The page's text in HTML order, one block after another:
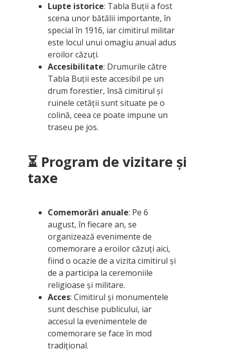
Lupte istorice: Tabla Buții a fost
scena unor bătălii importante, în
special în 1916, iar cimitirul militar
este locul unui omagiu anual adus
eroilor căzuți.
Accesibilitate: Drumurile către
Tabla Buții este accesibil pe un
drum forestier, însă cimitirul și
ruinele cetății sunt situate pe o
colină, ceea ce poate impune un
traseu pe jos.
⏳ Program de vizitare și
taxe
Comemorări anuale: Pe 6
august, în fiecare an, se
organizează evenimente de
comemorare a eroilor căzuți aici,
fiind o ocazie de a vizita cimitirul și
de a participa la ceremoniile
religioase și militare.
Acces: Cimitirul și monumentele
sunt deschise publicului, iar
accesul la evenimentele de
comemorare se face în mod
tradițional.